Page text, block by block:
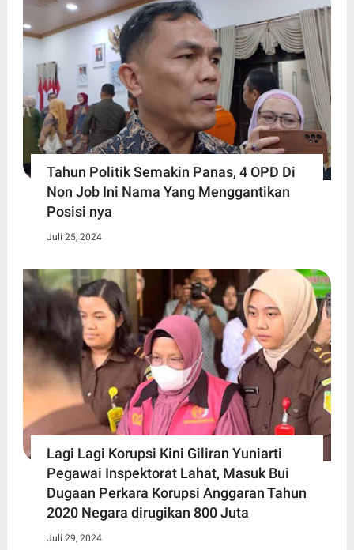
Tahun Politik Semakin Panas, 4 OPD Di
Non Job Ini Nama Yang Menggantikan
Posisi nya
Juli 25, 2024
Lagi Lagi Korupsi Kini Giliran Yuniarti
Pegawai Inspektorat Lahat, Masuk Bui
Dugaan Perkara Korupsi Anggaran Tahun
2020 Negara dirugikan 800 Juta
Juli 29, 2024